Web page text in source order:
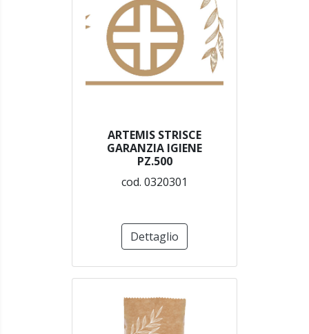
ARTEMIS STRISCE
GARANZIA IGIENE
PZ.500
cod. 0320301
Dettaglio